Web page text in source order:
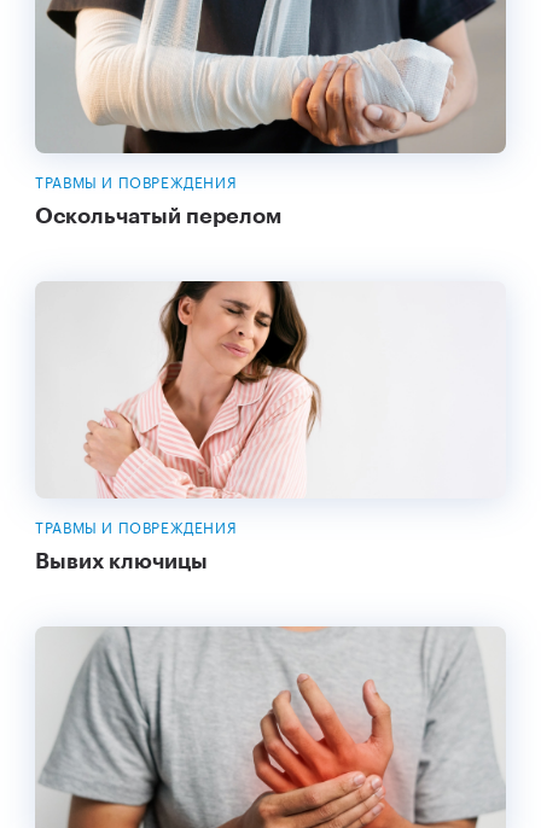
ТРАВМЫ И ПОВРЕЖДЕНИЯ
Оскольчатый перелом
ТРАВМЫ И ПОВРЕЖДЕНИЯ
Вывих ключицы